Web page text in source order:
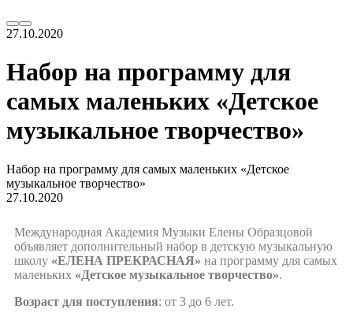
27.10.2020
Набор на программу для
самых маленьких «Детское
музыкальное творчество»
Набор на программу для самых маленьких «Детское
музыкальное творчество»
27.10.2020
Международная Академия Музыки Елены Образцовой
объявляет дополнительный набор в детскую музыкальную
школу «ЕЛЕНА ПРЕКРАСНАЯ» на программу для самых
маленьких «Детское музыкальное творчество».
Возраст для поступления: от 3 до 6 лет.